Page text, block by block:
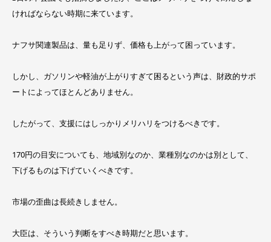
ければならない時期に来ています。
ナフサ関連製品は、量も足りず、価格も上がって困っています。
しかし、ガソリンや軽油が上がりすぎて困るという声は、財政的サポ
ートによってほとんどありません。
したがって、支援にはしっかりメリハリをつけるべきです。
170円の目安についても、地域別なのか、業種別なのかは別として、
下げるものは下げていくべきです。
市場の歪曲は長続きしません。
大臣は、そういう判断をすべき時期だと思います。